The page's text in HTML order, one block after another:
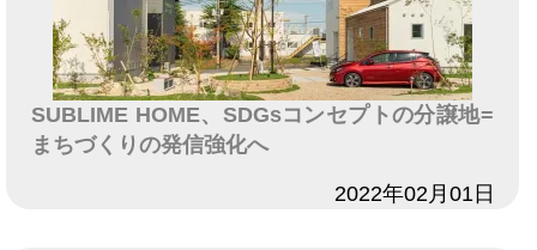
SUBLIME HOME、SDGsコンセプトの分譲地=
まちづくりの発信強化へ
2022年02月01日